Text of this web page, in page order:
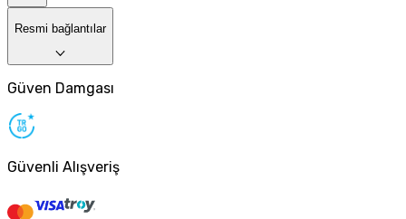
Resmi bağlantılar
Güven Damgası
Güvenli Alışveriş